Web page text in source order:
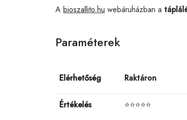
A bioszallito.hu webáruházban a
Paraméterek
Elérhetőség Raktáron
Értékelés ⭐⭐⭐⭐⭐